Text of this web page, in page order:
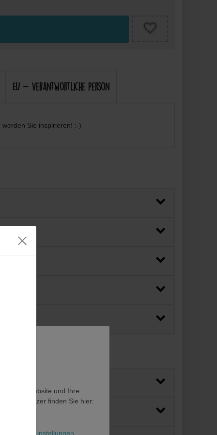
EU - Verantwortliche Person
Sie inspirieren! :-)
diese Website und Ihre
als Nutzer finden Sie hier:
Weitere Einstellungen